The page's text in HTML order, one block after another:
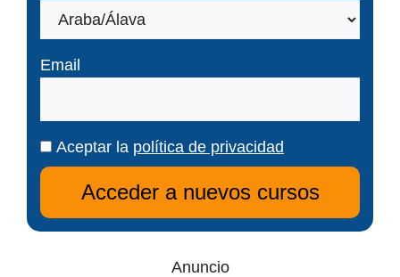
Email
Aceptar la política de privacidad
Anuncio